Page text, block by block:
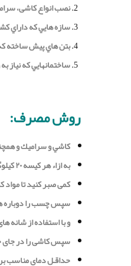
نصب انواع كاشى،
سازه هايي كه داراي
بتن هاي پيش ساخته
ساختمانهايي كه نياز
روش مصرف:
كاشي و سراميك و
به ازاء هر كيسه ۲۰ كيلوگرمی ۱ ليتر چسب بتن شیمی بتن و ۴ لیتر آب به آن اضافه كنيد؛
كمى صبر كنيد تا
سپس چسب را دوباره
و با استفاده از
سپس كاشى را در جاى
حداقـل دماى مناسب براى كار با